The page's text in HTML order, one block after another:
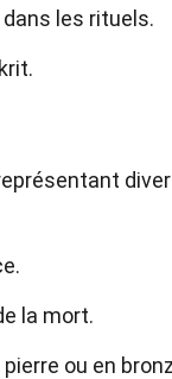
les rituels.
la mort.
ou en